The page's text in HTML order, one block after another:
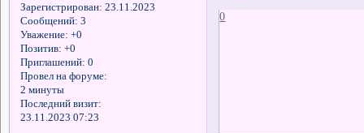
Зарегистрирован: 23.11.2023
Сообщений: 3
Уважение: +0
Позитив: +0
Приглашений: 0
Провел на форуме:
2 минуты
Последний визит:
23.11.2023 07:23
0